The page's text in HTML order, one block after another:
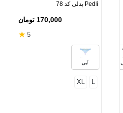
صورتی
Pedli پدلی کد 78
170,000 تومان
5
★
آبی
L
XL